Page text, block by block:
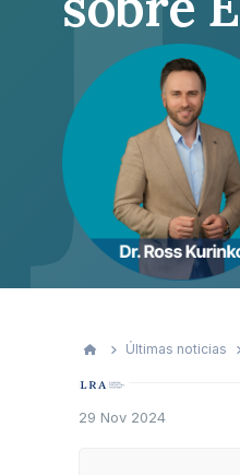
Últimas noticias
29 Nov 2024